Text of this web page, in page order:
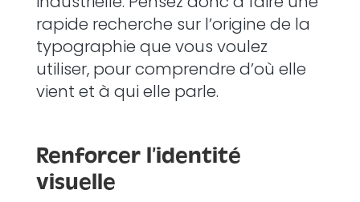
rapide recherche sur l’origine de la
typographie que vous voulez
utiliser, pour comprendre d’où elle
vient et à qui elle parle.
Renforcer l’identité
visuelle